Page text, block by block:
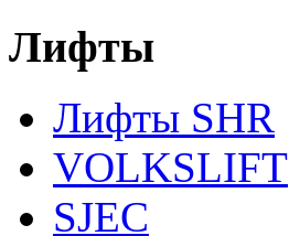
Лифты
Лифты SHR
VOLKSLIFT
SJEC